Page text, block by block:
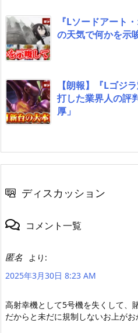
『Lソードアート
の天気で何かを示
【朗報】『Lゴジ
打した業界人の評
厚」
ディスカッション
コメント一覧
匿名 より:
2025年3月30日 8:23 AM
高射幸機として5号機を失くして、
だからと未だに規制しないお上がお